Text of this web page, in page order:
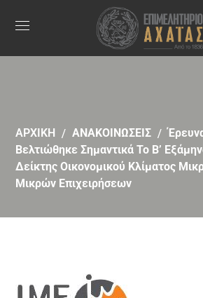
ΑΡΧΙΚΗ ΑΝΑΚΟΙΝΩΣΕΙΣ
Βελτιώθηκε Σημαντικά Το Β’
Δείκτης Οικονομικού Κλίματος
Μικρών Επιχειρήσεων